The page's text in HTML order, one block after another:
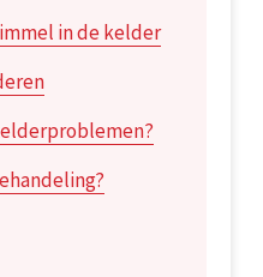
in de kelder